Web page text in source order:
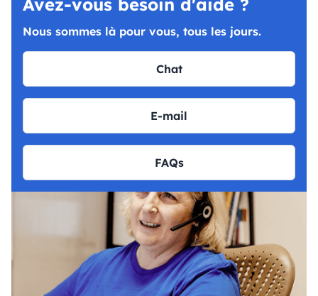
Avez-vous besoin d'aide ?
Nous sommes là pour vous, tous les jours.
Chat
E-mail
FAQs